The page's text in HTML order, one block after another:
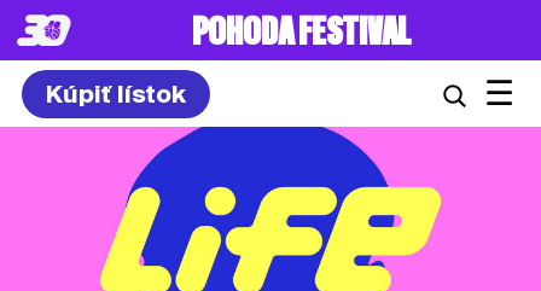
POHODA FESTIVAL
Kúpiť lístok ☰